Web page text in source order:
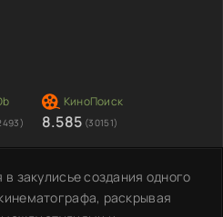
8.585 (30151)
закулисье создания одного
раскрывая